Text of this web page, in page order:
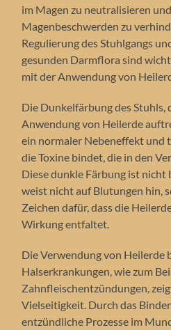
im Magen zu neutralisieren
Magenbeschwerden zu
Regulierung des Stuhlgangs
gesunden Darmflora sind
mit der Anwendung von
Die Dunkelfärbung des Stuhls,
Anwendung von Heilerde
ein normaler Nebeneffekt und
die Toxine bindet, die in den
Diese dunkle Färbung ist nicht
weist nicht auf Blutungen hin,
Zeichen dafür, dass die
Wirkung entfaltet.
Die Verwendung von Heilerde
Halserkrankungen, wie zum
Zahnfleischentzündungen,
Vielseitigkeit. Durch das
entzündliche Prozesse im